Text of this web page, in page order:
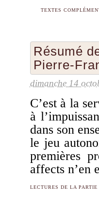
TEXTES
Résumé
Pierre-
dimanche 14
C’est à la
à
dans son
le jeu
premières
affects
LECTURES DE LA